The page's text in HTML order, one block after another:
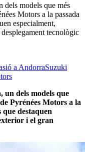
dels models que més
Motors a la passada
especialment,
tecnològic
a AndorraSuzuki
un dels models que
Pyrénées Motors a la
destaquen
i el gran